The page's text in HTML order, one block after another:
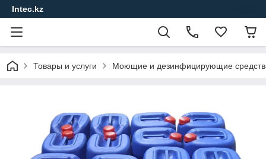
Intec.kz
Товары и услуги Моющие и дезинфицирующие